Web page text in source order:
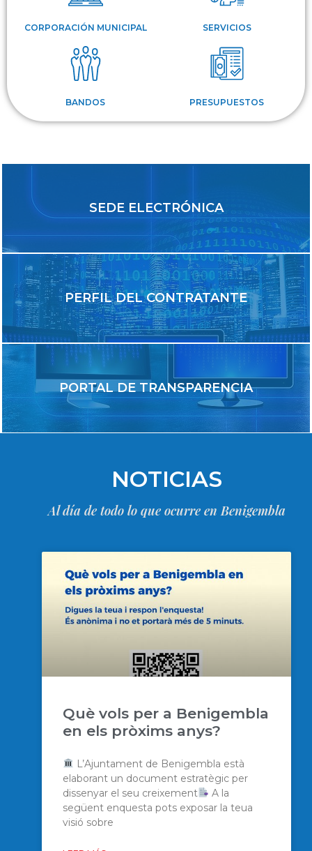
CORPORACIÓN MUNICIPAL SERVICIOS
BANDOS PRESUPUESTOS
SEDE ELECTRÓNICA
PERFIL DEL CONTRATANTE
PORTAL DE TRANSPARENCIA
NOTICIAS
Al día de todo lo que ocurre en Benigembla
Què vols per a Benigembla
en els pròxims anys?
L’Ajuntament de Benigembla està
elaborant un document estratègic per
dissenyar el seu creixement
A la
següent enquesta pots exposar la teua
visió sobre